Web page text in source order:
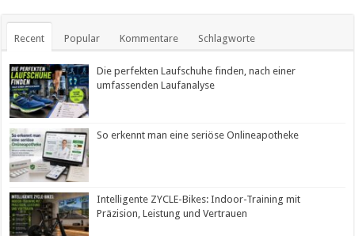
Recent Popular Kommentare Schlagworte
Die perfekten Laufschuhe finden, nach einer
umfassenden Laufanalyse
So erkennt man eine seriöse Onlineapotheke
Intelligente ZYCLE-Bikes: Indoor-Training mit
Präzision, Leistung und Vertrauen